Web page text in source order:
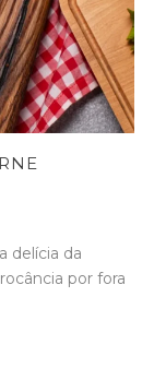
delícia da
por fora